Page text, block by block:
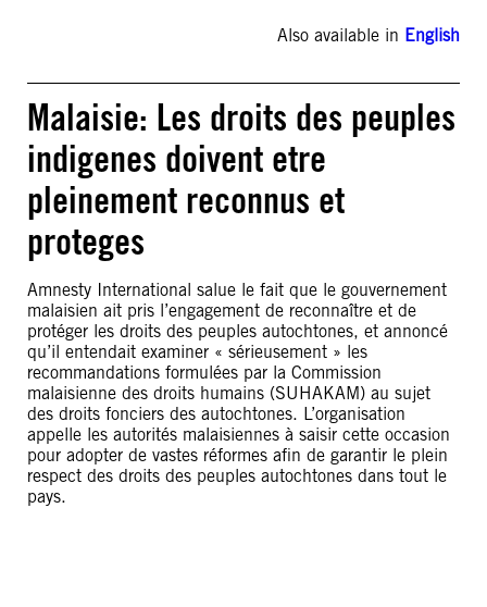
Also available in English
Malaisie: Les droits des peuples
indigenes doivent etre
pleinement reconnus et
proteges
Amnesty International salue le fait que le gouvernement
malaisien ait pris l’engagement de reconnaître et de
protéger les droits des peuples autochtones, et annoncé
qu’il entendait examiner « sérieusement » les
recommandations formulées par la Commission
malaisienne des droits humains (SUHAKAM) au sujet
des droits fonciers des autochtones. L’organisation
appelle les autorités malaisiennes à saisir cette occasion
pour adopter de vastes réformes afin de garantir le plein
respect des droits des peuples autochtones dans tout le
pays.